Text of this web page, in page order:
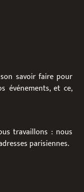
savoir faire pour
événements, et ce,
travaillons : nous
parisiennes.